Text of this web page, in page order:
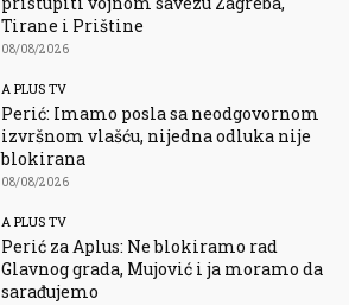
Tirane i Prištine
08/08/2026
A PLUS TV
Perić: Imamo posla sa neodgovornom
izvršnom vlašću, nijedna odluka nije
blokirana
08/08/2026
A PLUS TV
Perić za Aplus: Ne blokiramo rad
Glavnog grada, Mujović i ja moramo da
sarađujemo